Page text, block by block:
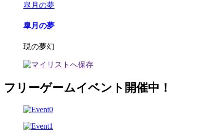
皐月の夢
皐月の夢
現の夢幻
フリーゲームイベント開催中！